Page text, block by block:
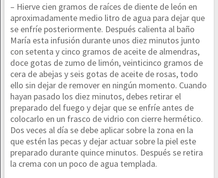
– Hierve cien gramos de raíces de diente de león en
aproximadamente medio litro de agua para dejar que
se enfríe posteriormente. Después calienta al baño
María esta infusión durante unos diez minutos junto
con setenta y cinco gramos de aceite de almendras,
doce gotas de zumo de limón, veinticinco gramos de
cera de abejas y seis gotas de aceite de rosas, todo
ello sin dejar de remover en ningún momento. Cuando
hayan pasado los diez minutos, debes retirar el
preparado del fuego y dejar que se enfríe antes de
colocarlo en un frasco de vidrio con cierre hermético.
Dos veces al día se debe aplicar sobre la zona en la
que estén las pecas y dejar actuar sobre la piel este
preparado durante quince minutos. Después se retira
la crema con un poco de agua templada.